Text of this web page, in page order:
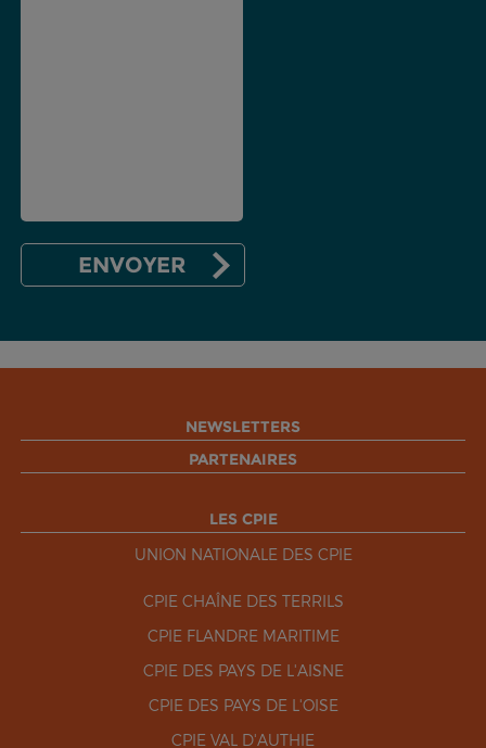
NEWSLETTERS
PARTENAIRES
LES CPIE
UNION NATIONALE DES CPIE
CPIE CHAÎNE DES TERRILS
CPIE FLANDRE MARITIME
CPIE DES PAYS DE L'AISNE
CPIE DES PAYS DE L'OISE
CPIE VAL D'AUTHIE